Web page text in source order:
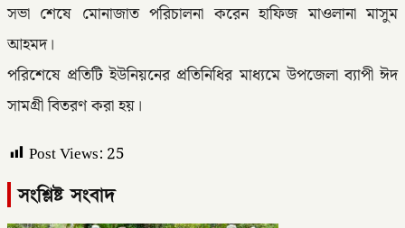
সভা শেষে মোনাজাত পরিচালনা করেন হাফিজ মাওলানা মাসুম
আহমদ।
পরিশেষে প্রতিটি ইউনিয়নের প্রতিনিধির মাধ্যমে উপজেলা ব্যাপী ঈদ
সামগ্রী বিতরণ করা হয়।
Post Views: 25
সংশ্লিষ্ট সংবাদ